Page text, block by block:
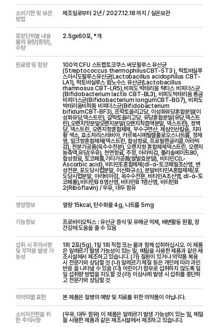
소비기한 및 보관
방법
제조일로부터 2년 / 2027.12.18 까지 / 실온보관
포장단위별 내용
물의 용량(중량),
수량
2.5gx60포, *개
원료명 및 함량
100억 CFU 스트렙토코쿠스 써모필루스 유산균
(Streptococcus thermophilusCBT-ST3 ), 락토바실루
스아시도필루스유산균(Lactobacillus acidophilus CBT-
LA1), 락토바실루스 람노수스 유산균(Lactobacillus
rhamnosus CBT-LR5),비피도 박테리움 락티스 비피더스균
(Bifidobacterium lactis CBT-BL3), 비피도박테리움 롱굼
비피더스균(Bifidobacterium longumCBT-BG7), 비피도
박테리움비피둠 비피더스균(Bifidobacterium
bifidumCBT-BF3), 프락토올리고당, 이성화유당혼합분말(이
성화유당,덱스트린), 갈락토올리고당, 유당혼합분말(유당,덱스트
린),오렌지맛분말오렌지분말(오렌지착즙액분말, 덱스트린), 정백
당, 덱스트린, 오렌지향혼합제제, 무수구연산, 제삼인산칼슘, 치자
황 색소, 효소처리스테비아, 카르복시메틸셀룰로오스나트륨, 정제
염, 밀크향혼합제제(덱스트린, 합성향료, 프로필렌글리콜,아라빅
검), 전분가공품(옥수수전분), 오렌지향 혼합제제덱스트린, 오렌지
농축액,유당(우유), 천연향료, 주정, 아라빅검, 폴리솔베이트80,
합성향료, 토코페롤,기타가공품(쌀발효분말), 비타민C(L-
Ascorbic acid), 비타민E혼합제제(dl-α-토코페릴초산염, 변
성전분, 포도당시럽분말, 이산화규소), 분말비타민A혼합제제(포
도당시럽분말, 아라비아검, 옥수수전분, 비타민A초산염, dl-α-토
코페롤),비타민B 6염산염, 비타민B 1염산염, 비타민B
2(Riboflavin) / 우유, 대두 함유
영양정보 열량 15kcal, 탄수화물 4g, 나트륨 5mg
기능정보
프로바이오틱스 : 유산균 증식 및 유해균 억제, 배변활동 원활, 장
건강에 도움을 줄 수 있음
섭취 시 주의사항
및 부작용 발생 가
능성
1회 2포(5g), 1일 1회 직접 또는 물과 함께 섭취하십시오. 이 제품
은 알레르기 발생 가능성이 있는 밀, 메밀을 사용한 제품과 같은 제
조시설에서 제조하고 있습니다. (가) 질환이 있거나 의약품 복용
시 전문가와 상담할 것 (나) 알레르기 체질 등은 개인에 따라 과민
반응 을 나타낼 수 있음 (다) 어린이가 함부로 섭취하지 않도록 일
일 섭취량 방법을 지도할 것 (라) 이상사례 발생 시 섭취를 중단하
고 전문가와 상담할 것
의약외품 표현 본 제품은 질병의 예방 및 치료를 위한 의약품이 아닙니다.
소비자안전을 위
한 주의사항
(우유, 대두 함유) 이 제품은 알레르기 발생 가능성이 있는 밀, 메밀
을 사용한 제품과 같은 제조시설에서 제조하고 있습니다.